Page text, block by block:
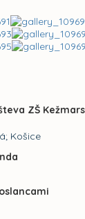
ZŠ
Košice